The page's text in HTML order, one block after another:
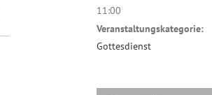
11:00
Veranstaltungskategorie:
Gottesdienst